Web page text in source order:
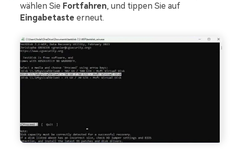
wählen Sie Fortfahren, und tippen Sie auf
Eingabetaste erneut.